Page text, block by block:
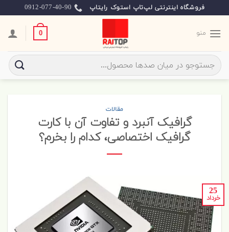
to
content
فروشگاه اینترنتی لپ‌تاپ استوک رایتاپ 0912-077-40-90
منو 0
جستجو
برای:
مقالات
گرافیک آنبرد و تفاوت آن با کارت
گرافیک اختصاصی، کدام را بخرم؟
25
خرداد